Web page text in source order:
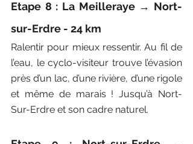
Etape 8 : La Meilleraye → Nort-
sur-Erdre - 24 km
Ralentir pour mieux ressentir. Au fil de
l’eau, le cyclo-visiteur trouve l’évasion
près d’un lac, d’une rivière, d’une rigole
et même de marais ! Jusqu’à Nort-
Sur-Erdre et son cadre naturel.